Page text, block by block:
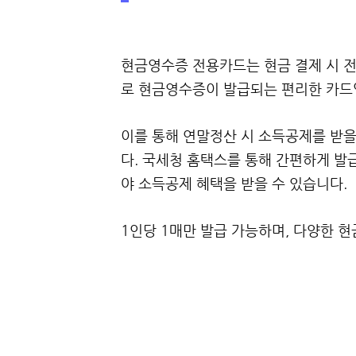
현금영수증 전용카드는 현금 결제 시
로 현금영수증이 발급되는 편리한 카
이를 통해 연말정산 시 소득공제를 받
다. 국세청 홈택스를 통해 간편하게 발
야 소득공제 혜택을 받을 수 있습니다.
1인당 1매만 발급 가능하며, 다양한